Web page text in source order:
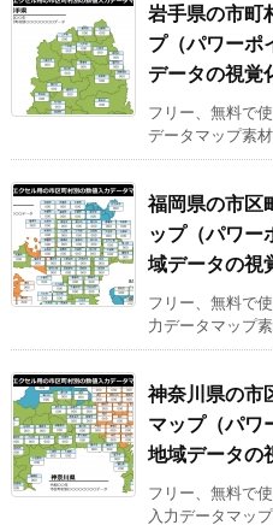
岩手県の市町
プ（パワーポ
データの視覚
フリー、無料で
データマップ素
福岡県の市区
ップ（パワー
域データの視
フリー、無料で
力データマップ
神奈川県の市
マップ（パワ
地域データの
フリー、無料で
入力データマッ